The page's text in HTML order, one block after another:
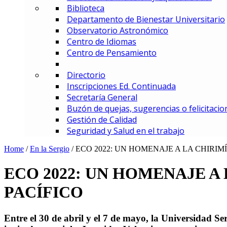
MAF – Maestría en
MAGD – Maestría en Analítica y
MCI – Maestría en Comercio
MDEMEC – Maestría en
MGCS – Maestría en Gerencia
Maestría en Gerencia
MGIED – Maestría en Gestión
MGE – Maestría en Gestión
ESPECIALIZACIONES
Especialización en Comercio
Especialización en Gerencia
Especialización en Gerencia
Biblioteca
Departamento de Bienestar Universitario
Observatorio Astronómico
Centro de Idiomas
Centro de Pensamiento
Directorio
Inscripciones Ed. Continuada
Secretaría General
Buzón de quejas, sugerencias o
Gestión de Calidad
Seguridad y Salud en el trabajo
Home /En la Sergio /ECO 2022: UN HOMENAJE A LA
ECO 2022: UN HOMENAJE
PACÍFICO
Entre el 30 de abril y el 7 de mayo, la Universidad